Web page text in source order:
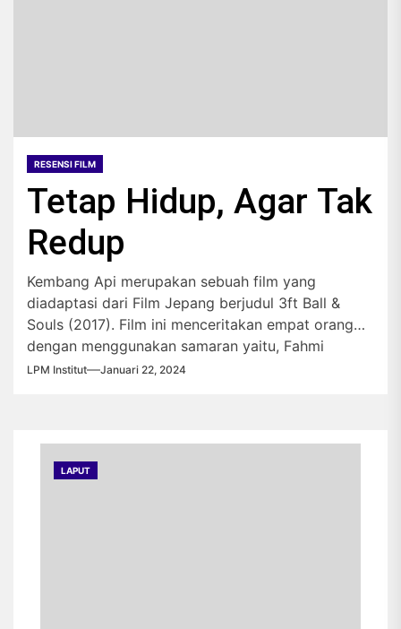
RESENSI FILM
Tetap Hidup, Agar Tak
Redup
Kembang Api merupakan sebuah film yang
diadaptasi dari Film Jepang berjudul 3ft Ball &
Souls (2017). Film ini menceritakan empat orang
dengan menggunakan samaran yaitu, Fahmi
(Langit Mendung), Raga (Anggrek Hitam), Sukma
LPM Institut Januari 22, 2024
LAPUT